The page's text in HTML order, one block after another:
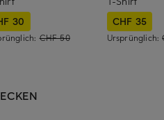
30
CHF 50
CHF 35
Ursprünglich: